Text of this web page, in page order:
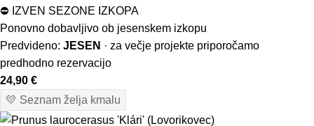
⛔ IZVEN SEZONE IZKOPA
Ponovno dobavljivo ob jesenskem izkopu
Predvideno: JESEN · za večje projekte priporočamo
predhodno rezervacijo
24,90 €
💛 Seznam želja kmalu